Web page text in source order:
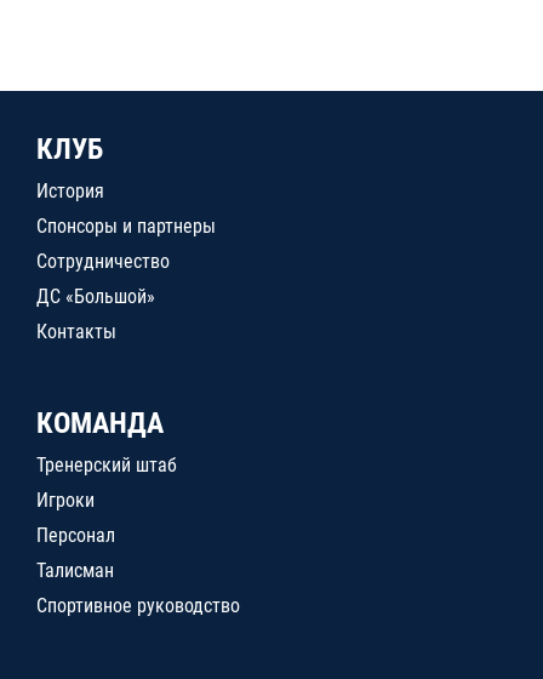
КЛУБ
История
Спонсоры и партнеры
Сотрудничество
ДС «Большой»
Контакты
КОМАНДА
Тренерский штаб
Игроки
Персонал
Талисман
Спортивное руководство